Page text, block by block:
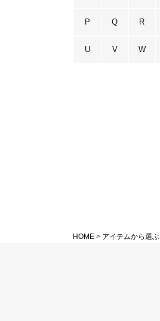
P Q R
U V W
HOME アイテムから選ぶ